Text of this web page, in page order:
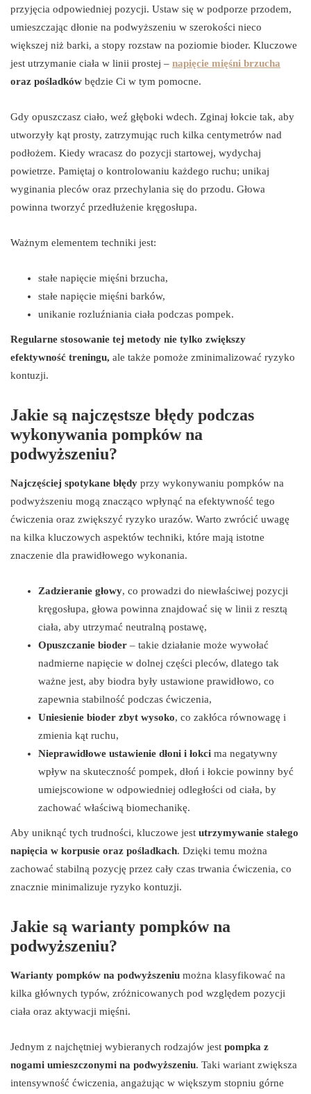
przyjęcia odpowiedniej pozycji. Ustaw się w podporze przodem,
umieszczając dłonie na podwyższeniu w szerokości nieco
większej niż barki, a stopy rozstaw na poziomie bioder. Kluczowe
jest utrzymanie ciała w linii prostej – napięcie mięśni brzucha
oraz pośladków będzie Ci w tym pomocne.
Gdy opuszczasz ciało, weź głęboki wdech. Zginaj łokcie tak, aby
utworzyły kąt prosty, zatrzymując ruch kilka centymetrów nad
podłożem. Kiedy wracasz do pozycji startowej, wydychaj
powietrze. Pamiętaj o kontrolowaniu każdego ruchu; unikaj
wyginania pleców oraz przechylania się do przodu. Głowa
powinna tworzyć przedłużenie kręgosłupa.
Ważnym elementem techniki jest:
stałe napięcie mięśni brzucha,
stałe napięcie mięśni barków,
unikanie rozluźniania ciała podczas pompek.
Regularne stosowanie tej metody nie tylko zwiększy
efektywność treningu, ale także pomoże zminimalizować ryzyko
kontuzji.
Jakie są najczęstsze błędy podczas
wykonywania pompków na
podwyższeniu?
Najczęściej spotykane błędy przy wykonywaniu pompków na
podwyższeniu mogą znacząco wpłynąć na efektywność tego
ćwiczenia oraz zwiększyć ryzyko urazów. Warto zwrócić uwagę
na kilka kluczowych aspektów techniki, które mają istotne
znaczenie dla prawidłowego wykonania.
Zadzieranie głowy, co prowadzi do niewłaściwej pozycji
kręgosłupa, głowa powinna znajdować się w linii z resztą
ciała, aby utrzymać neutralną postawę,
Opuszczanie bioder – takie działanie może wywołać
nadmierne napięcie w dolnej części pleców, dlatego tak
ważne jest, aby biodra były ustawione prawidłowo, co
zapewnia stabilność podczas ćwiczenia,
Uniesienie bioder zbyt wysoko, co zakłóca równowagę i
zmienia kąt ruchu,
Nieprawidłowe ustawienie dłoni i łokci ma negatywny
wpływ na skuteczność pompek, dłoń i łokcie powinny być
umiejscowione w odpowiedniej odległości od ciała, by
zachować właściwą biomechanikę.
Aby uniknąć tych trudności, kluczowe jest utrzymywanie stałego
napięcia w korpusie oraz pośladkach. Dzięki temu można
zachować stabilną pozycję przez cały czas trwania ćwiczenia, co
znacznie minimalizuje ryzyko kontuzji.
Jakie są warianty pompków na
podwyższeniu?
Warianty pompków na podwyższeniu można klasyfikować na
kilka głównych typów, zróżnicowanych pod względem pozycji
ciała oraz aktywacji mięśni.
Jednym z najchętniej wybieranych rodzajów jest pompka z
nogami umieszczonymi na podwyższeniu. Taki wariant zwiększa
intensywność ćwiczenia, angażując w większym stopniu górne